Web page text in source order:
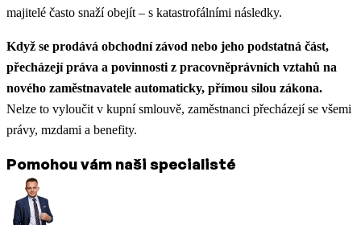
majitelé často snaží obejít – s katastrofálními následky.
Když se prodává obchodní závod nebo jeho podstatná část,
přecházejí práva a povinnosti z pracovněprávních vztahů na
nového zaměstnavatele automaticky, přímou silou zákona.
Nelze to vyloučit v kupní smlouvě, zaměstnanci přecházejí se všemi
právy, mzdami a benefity.
Pomohou vám naši specialisté